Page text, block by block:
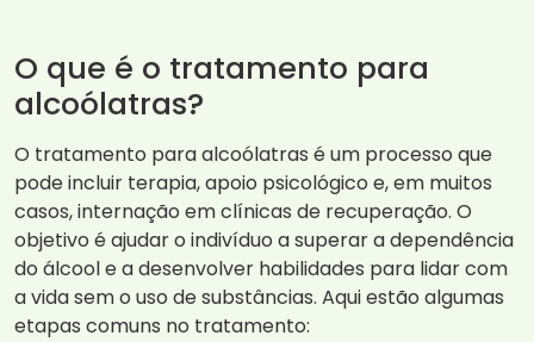
O que é o tratamento para
alcoólatras?
O tratamento para alcoólatras é um processo que
pode incluir terapia, apoio psicológico e, em muitos
casos, internação em clínicas de recuperação. O
objetivo é ajudar o indivíduo a superar a dependência
do álcool e a desenvolver habilidades para lidar com
a vida sem o uso de substâncias. Aqui estão algumas
etapas comuns no tratamento: